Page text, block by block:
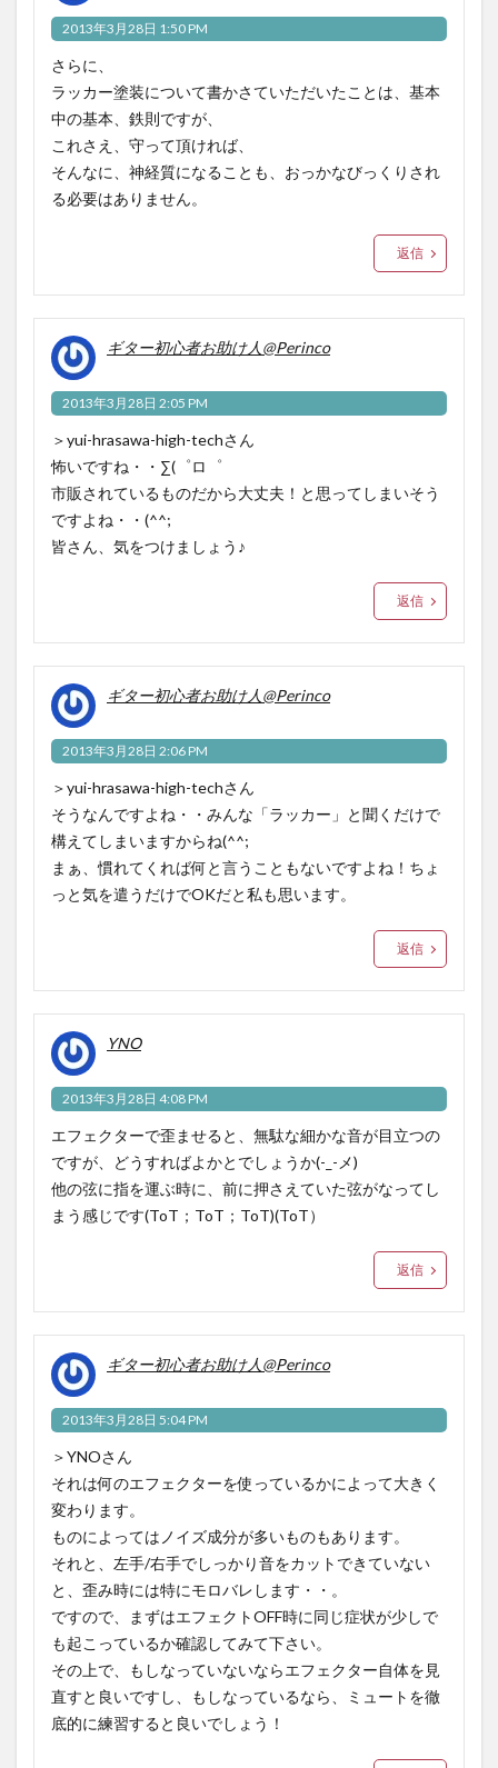
2013年3月28日 1:50 PM
さらに、
ラッカー塗装について書かさていただいたことは、基本
中の基本、鉄則ですが、
これさえ、守って頂ければ、
そんなに、神経質になることも、おっかなびっくりされ
る必要はありません。
返信
ギター初心者お助け人@Perinco
2013年3月28日 2:05 PM
＞yui-hrasawa-high-techさん
怖いですね・・∑(゜ロ゜
市販されているものだから大丈夫！と思ってしまいそう
ですよね・・(^^;
皆さん、気をつけましょう♪
返信
ギター初心者お助け人@Perinco
2013年3月28日 2:06 PM
＞yui-hrasawa-high-techさん
そうなんですよね・・みんな「ラッカー」と聞くだけで
構えてしまいますからね(^^;
まぁ、慣れてくれば何と言うこともないですよね！ちょ
っと気を遣うだけでOKだと私も思います。
返信
YNO
2013年3月28日 4:08 PM
エフェクターで歪ませると、無駄な細かな音が目立つの
ですが、どうすればよかとでしょうか(-_-メ)
他の弦に指を運ぶ時に、前に押さえていた弦がなってし
まう感じです(ToT；ToT；ToT)(ToT）
返信
ギター初心者お助け人@Perinco
2013年3月28日 5:04 PM
＞YNOさん
それは何のエフェクターを使っているかによって大きく
変わります。
ものによってはノイズ成分が多いものもあります。
それと、左手/右手でしっかり音をカットできていない
と、歪み時には特にモロバレします・・。
ですので、まずはエフェクトOFF時に同じ症状が少しで
も起こっているか確認してみて下さい。
その上で、もしなっていないならエフェクター自体を見
直すと良いですし、もしなっているなら、ミュートを徹
底的に練習すると良いでしょう！